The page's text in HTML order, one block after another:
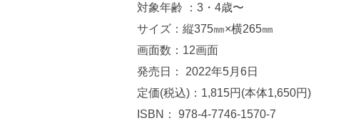
対象年齢 ：3・4歳〜
サイズ：縦375㎜×横265㎜
画面数：12画面
発売日： 2022年5月6日
定価(税込)：1,815円(本体1,650円)
ISBN： 978-4-7746-1570-7